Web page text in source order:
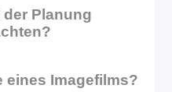
Planung
eines Imagefilms?